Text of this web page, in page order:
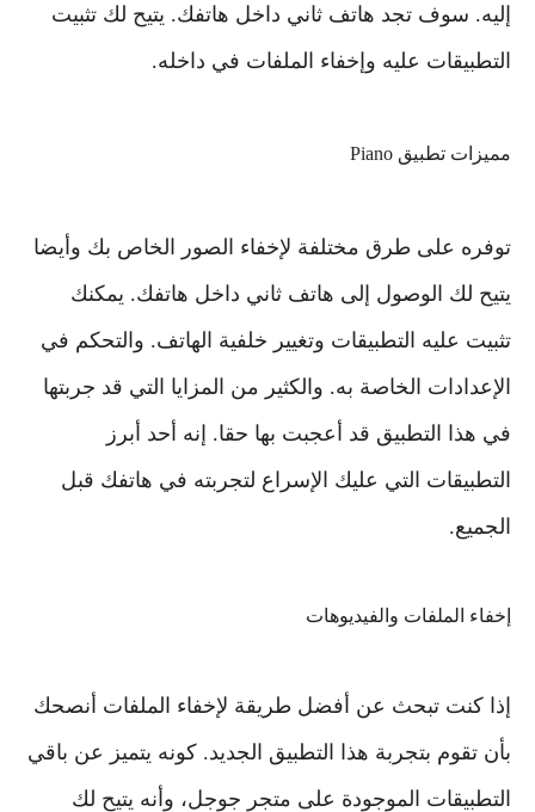
إليه. سوف تجد هاتف ثاني داخل هاتفك. يتيح لك تثبيت
التطبيقات عليه وإخفاء الملفات في داخله.
مميزات تطبيق Piano
توفره على طرق مختلفة لإخفاء الصور الخاص بك وأيضا
يتيح لك الوصول إلى هاتف ثاني داخل هاتفك. يمكنك
تثبيت عليه التطبيقات وتغيير خلفية الهاتف. والتحكم في
الإعدادات الخاصة به. والكثير من المزايا التي قد جربتها
في هذا التطبيق قد أعجبت بها حقا. إنه أحد أبرز
التطبيقات التي عليك الإسراع لتجربته في هاتفك قبل
الجميع.
إخفاء الملفات والفيديوهات
إذا كنت تبحث عن أفضل طريقة لإخفاء الملفات أنصحك
بأن تقوم بتجربة هذا التطبيق الجديد. كونه يتميز عن باقي
التطبيقات الموجودة على متجر جوجل، وأنه يتيح لك